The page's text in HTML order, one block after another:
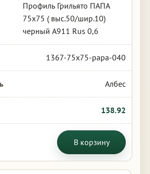
Профиль Грильято ПАПА
75х75 ( выс.50/шир.10)
черный А911 Rus 0,6
1367-75x75-papa-040
Албес
138.92
В корзину